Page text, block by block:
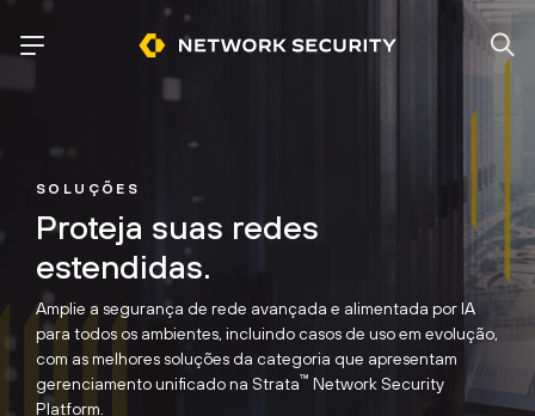
SOLUÇÕES
Proteja suas redes
estendidas.
Amplie a segurança de rede avançada e alimentada por IA
para todos os ambientes, incluindo casos de uso em evolução,
com as melhores soluções da categoria que apresentam
gerenciamento unificado na Strata™ Network Security
Platform.